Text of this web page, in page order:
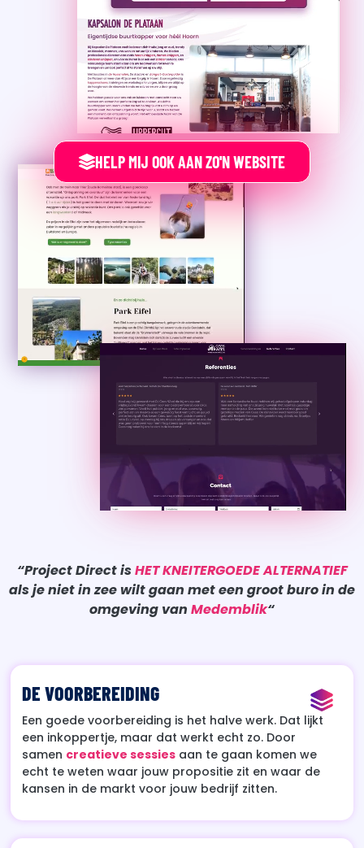
HELP MIJ OOK AAN ZO'N WEBSITE
“Project Direct isHET KNEITERGOEDE ALTERNATIEF
als je niet in zee wilt gaan met een groot buro in de
omgeving van Medemblik“
DE VOORBEREIDING
Een goede voorbereiding is het halve werk. Dat lijkt
een inkoppertje, maar dat werkt echt zo. Door
samen creatieve sessiesaan te gaan komen we
echt te weten waar jouw propositie zit en waar de
kansen in de markt voor jouw bedrijf zitten.